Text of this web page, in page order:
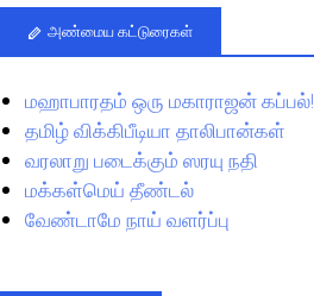
அண்மைய கட்டுரைகள்
மஹாபாரதம் ஒரு மகாராஜன் கப்பல்!
தமிழ் விக்கிபீடியா தாலிபான்கள்
வரலாறு படைக்கும் ஸரயு நதி
மக்கள்மெய் தீண்டல்
வேண்டாமே நாய் வளர்ப்பு